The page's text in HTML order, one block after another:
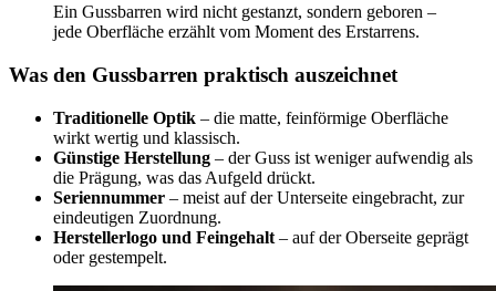
Ein Gussbarren wird nicht gestanzt, sondern geboren –
jede Oberfläche erzählt vom Moment des Erstarrens.
Was den Gussbarren praktisch auszeichnet
Traditionelle Optik – die matte, feinförmige Oberfläche
wirkt wertig und klassisch.
Günstige Herstellung – der Guss ist weniger aufwendig als
die Prägung, was das Aufgeld drückt.
Seriennummer – meist auf der Unterseite eingebracht, zur
eindeutigen Zuordnung.
Herstellerlogo und Feingehalt – auf der Oberseite geprägt
oder gestempelt.